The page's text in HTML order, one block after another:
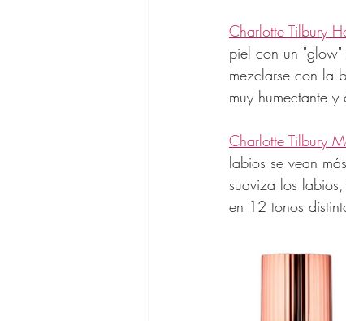
Charlotte Tilbury
piel con un
mezclarse con la
muy humectante
Charlotte Tilbury
labios se vean
suaviza los
en 12 tonos